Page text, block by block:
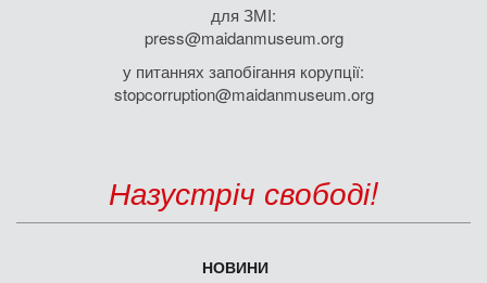
для ЗМІ:
press@maidanmuseum.org
у питаннях запобігання корупції:
stopcorruption@maidanmuseum.org
Назустріч свободі!
НОВИНИ